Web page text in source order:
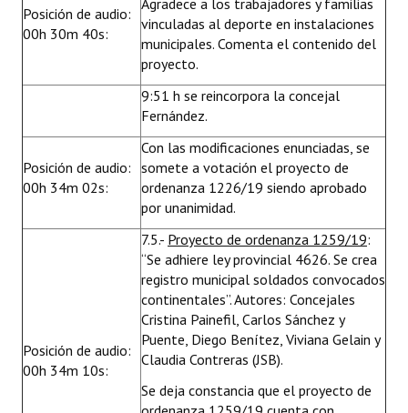
Posición de audio:
00h 30m 40s:
Agradece a los trabajadores y familias
vinculadas al deporte en instalaciones
municipales. Comenta el contenido del
proyecto.
9:51 h se reincorpora la concejal
Fernández.
Posición de audio:
00h 34m 02s:
Con las modificaciones enunciadas, se
somete a votación el proyecto de
ordenanza 1226/19 siendo aprobado
por unanimidad.
Posición de audio:
00h 34m 10s:
7.5.- Proyecto de ordenanza 1259/19:
“Se adhiere ley provincial 4626. Se crea
registro municipal soldados convocados
continentales”. Autores: Concejales
Cristina Painefil, Carlos Sánchez y
Puente, Diego Benítez, Viviana Gelain y
Claudia Contreras (JSB).
Se deja constancia que el proyecto de